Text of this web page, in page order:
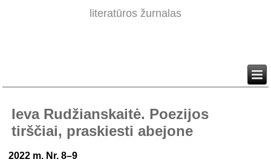
literatūros žurnalas
Ieva Rudžianskaitė. Poezijos
tirščiai, praskiesti abejone
2022 m. Nr. 8–9